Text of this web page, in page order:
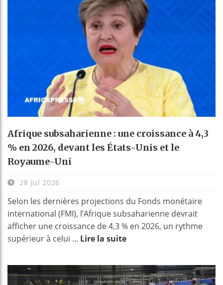
Afrique subsaharienne : une croissance à 4,3
% en 2026, devant les États-Unis et le
Royaume-Uni
28 Jul 2026
Selon les dernières projections du Fonds monétaire
international (FMI), l’Afrique subsaharienne devrait
afficher une croissance de 4,3 % en 2026, un rythme
supérieur à celui ... Lire la suite